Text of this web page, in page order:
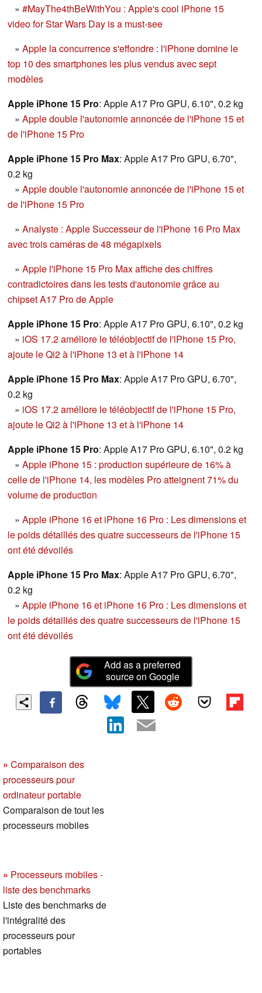
» #MayThe4thBeWithYou : Apple's cool iPhone 15
video for Star Wars Day is a must-see
» Apple la concurrence s'effondre : l'iPhone domine le
top 10 des smartphones les plus vendus avec sept
modèles
Apple iPhone 15 Pro: Apple A17 Pro GPU, 6.10", 0.2 kg
» Apple double l'autonomie annoncée de l'iPhone 15 et
de l'iPhone 15 Pro
Apple iPhone 15 Pro Max: Apple A17 Pro GPU, 6.70",
0.2 kg
» Apple double l'autonomie annoncée de l'iPhone 15 et
de l'iPhone 15 Pro
» Analyste : Apple Successeur de l'iPhone 16 Pro Max
avec trois caméras de 48 mégapixels
» Apple l'iPhone 15 Pro Max affiche des chiffres
contradictoires dans les tests d'autonomie grâce au
chipset A17 Pro de Apple
Apple iPhone 15 Pro: Apple A17 Pro GPU, 6.10", 0.2 kg
» iOS 17.2 améliore le téléobjectif de l'iPhone 15 Pro,
ajoute le Qi2 à l'iPhone 13 et à l'iPhone 14
Apple iPhone 15 Pro Max: Apple A17 Pro GPU, 6.70",
0.2 kg
» iOS 17.2 améliore le téléobjectif de l'iPhone 15 Pro,
ajoute le Qi2 à l'iPhone 13 et à l'iPhone 14
Apple iPhone 15 Pro: Apple A17 Pro GPU, 6.10", 0.2 kg
» Apple iPhone 15 : production supérieure de 16% à
celle de l'iPhone 14, les modèles Pro atteignent 71% du
volume de production
» Apple iPhone 16 et iPhone 16 Pro : Les dimensions et
le poids détaillés des quatre successeurs de l'iPhone 15
ont été dévoilés
Apple iPhone 15 Pro Max: Apple A17 Pro GPU, 6.70",
0.2 kg
» Apple iPhone 16 et iPhone 16 Pro : Les dimensions et
le poids détaillés des quatre successeurs de l'iPhone 15
ont été dévoilés
Add as a preferred
source on Google
» Comparaison des
processeurs pour
ordinateur portable
Comparaison de tout les
processeurs mobiles
» Processeurs mobiles -
liste des benchmarks
Liste des benchmarks de
l'intégralité des
processeurs pour
portables